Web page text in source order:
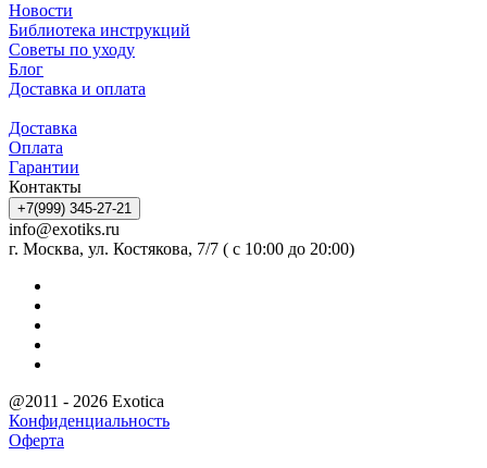
Новости
Библиотека инструкций
Советы по уходу
Блог
Доставка и оплата
Доставка
Оплата
Гарантии
Контакты
+7(999) 345-27-21
info@exotiks.ru
г. Москва, ул. Костякова, 7/7 ( с 10:00 до 20:00)
@2011 - 2026 Exotica
Конфиденциальность
Оферта